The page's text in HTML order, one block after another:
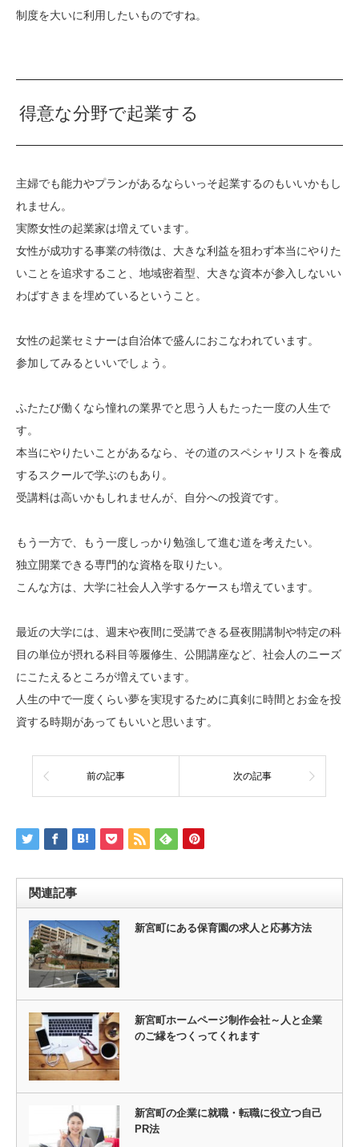
制度を大いに利用したいものですね。
得意な分野で起業する
主婦でも能力やプランがあるならいっそ起業するのもいいかもし
れません。
実際女性の起業家は増えています。
女性が成功する事業の特徴は、大きな利益を狙わず本当にやりた
いことを追求すること、地域密着型、大きな資本が参入しないい
わばすきまを埋めているということ。
女性の起業セミナーは自治体で盛んにおこなわれています。
参加してみるといいでしょう。
ふたたび働くなら憧れの業界でと思う人もたった一度の人生で
す。
本当にやりたいことがあるなら、その道のスペシャリストを養成
するスクールで学ぶのもあり。
受講料は高いかもしれませんが、自分への投資です。
もう一方で、もう一度しっかり勉強して進む道を考えたい。
独立開業できる専門的な資格を取りたい。
こんな方は、大学に社会人入学するケースも増えています。
最近の大学には、週末や夜間に受講できる昼夜開講制や特定の科
目の単位が摂れる科目等履修生、公開講座など、社会人のニーズ
にこたえるところが増えています。
人生の中で一度くらい夢を実現するために真剣に時間とお金を投
資する時期があってもいいと思います。
前の記事 次の記事
関連記事
新宮町にある保育園の求人と応募方法
新宮町ホームページ制作会社～人と企業
のご縁をつくってくれます
新宮町の企業に就職・転職に役立つ自己
PR法